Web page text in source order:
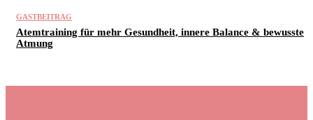
GASTBEITRAG
Atemtraining für mehr Gesundheit, innere Balance & bewusste
Atmung